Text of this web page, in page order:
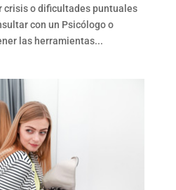
crisis o dificultades puntuales
con un Psicólogo o
las herramientas...